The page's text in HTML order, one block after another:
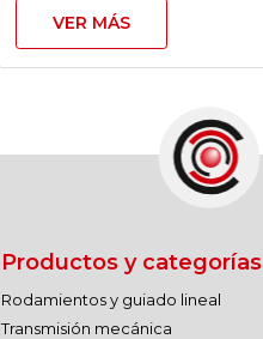
VER MÁS
Productos y categorías
Rodamientos y guiado lineal
Transmisión mecánica